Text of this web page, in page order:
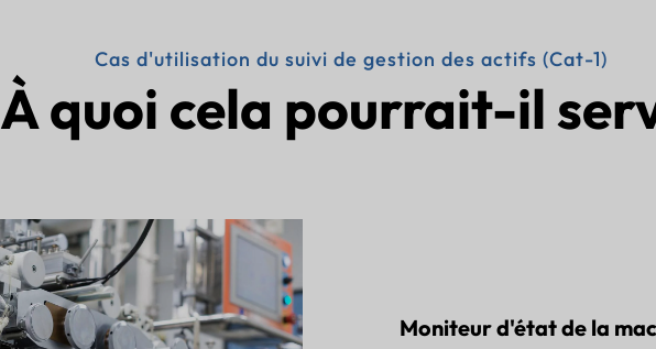
Cas d'utilisation du suivi de gestion des actifs (Cat-1)
À quoi cela pourrait-il
Moniteur d'état de la